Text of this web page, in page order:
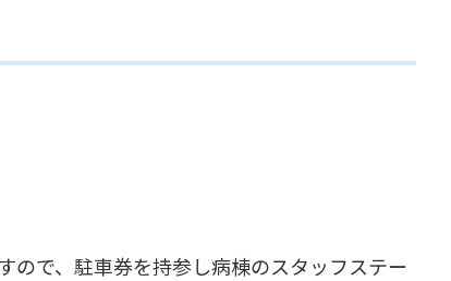
ので、駐車券を持参し病棟のスタッフステー